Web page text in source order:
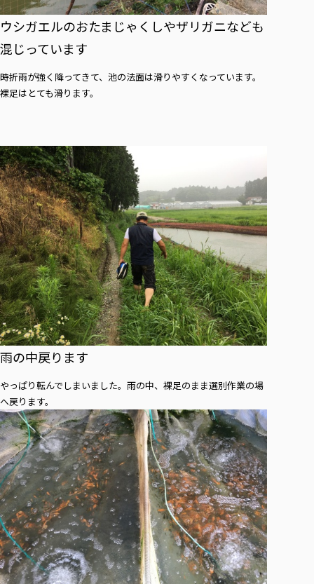
ウシガエルのおたまじゃくしやザリガニなども
混じっています
時折雨が強く降ってきて、池の法面は滑りやすくなっています。
裸足はとても滑ります。
雨の中戻ります
やっぱり転んでしまいました。雨の中、裸足のまま選別作業の場
へ戻ります。